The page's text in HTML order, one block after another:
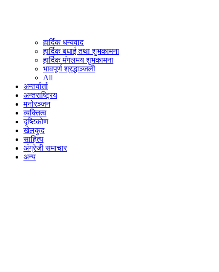
हार्दिक धन्यवाद
हार्दिक बधाई तथा शुभकामना
हार्दिक मंगलमय शुभकामना
भावपूर्ण श्रद्धाञ्जली
All
अन्तर्वार्ता
अन्तराष्ट्रिय
मनोरञ्जन
व्यक्तित्व
दृष्टिकोण
खेलकुद
साहित्य
अंग्रेजी समाचार
अन्य